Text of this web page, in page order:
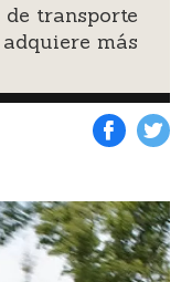
transporte
más